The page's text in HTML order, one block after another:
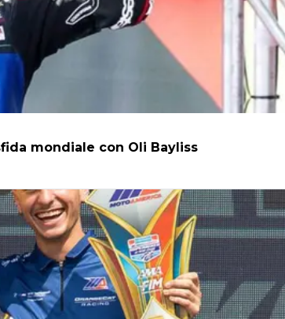
mondiale con Oli Bayliss